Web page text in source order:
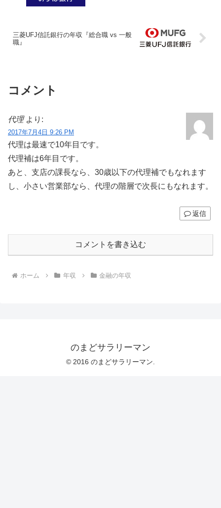
三菱UFJ信託銀行の年収『総合職 vs 一般
職』
コメント
代理 より:
2017年7月4日 9:26 PM
代理は最速で10年目です。
代理補は6年目です。
あと、支店の課長なら、30歳以下の代理補でもなれます
し、小さい営業部なら、代理の階層で次長にもなれます。
返信
コメントを書き込む
ホーム 年収 金融の年収
のまどサラリーマン
© 2016 のまどサラリーマン.